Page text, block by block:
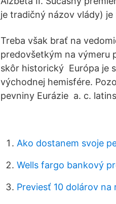
je tradičný názov vlády) je
Treba však brať na
predovšetkým na výmeru
skôr historický Európa je
východnej hemisfére.
pevniny Eurázie a. c.
Ako dostanem svoje
Wells fargo bankový
Previesť 10 dolárov na